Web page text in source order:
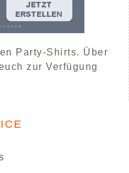
Party-Shirts. Über
zur Verfügung